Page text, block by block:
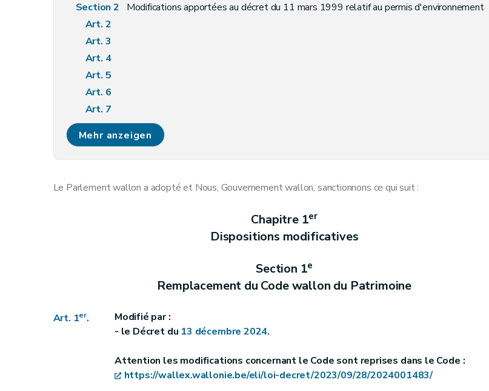
Section 2
Modifications apportées au décret du 11 mars 1999 relatif au permis d'environnement
Art. 2
Art. 3
Art. 4
Art. 5
Art. 6
Art. 7
Art. 8
Art. 9
Art. 12
Modifications apportées au décret du 5 février 2015 relatif aux implantations commerciales (section et articles 17 à 33 abrogés par le Décret du 13 décembre 2024, art.256)
Art. 17
Art. 18
Art. 20
Art. 21
Mehr anzeigen
Le Parlement wallon a adopté et Nous, Gouvernement wallon, sanctionnons ce qui suit :
Chapitre 1er
Dispositions modificatives
Section 1e
Remplacement du Code wallon du Patrimoine
Art. 1er.
Modifié par :
- le Décret du 13 décembre 2024.
Attention les modifications concernant le Code sont reprises dans le Code :
https://wallex.wallonie.be/eli/loi-decret/2023/09/28/2024001483/